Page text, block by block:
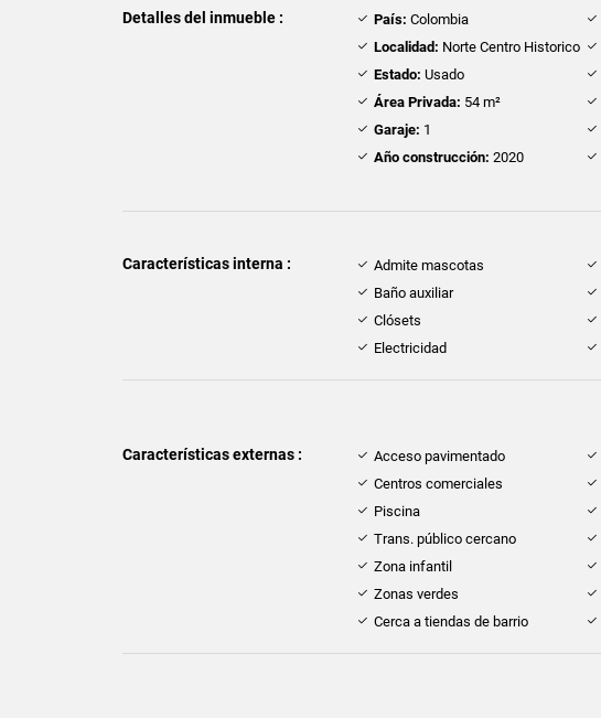
Detalles del inmueble : País: Colombia
Localidad: Norte Centro Historico
Estado: Usado
Área Privada: 54 m²
Garaje: 1
Año construcción: 2020
Características interna : Admite mascotas
Baño auxiliar
Clósets
Electricidad
Características externas : Acceso pavimentado
Centros comerciales
Piscina
Trans. público cercano
Zona infantil
Zonas verdes
Cerca a tiendas de barrio